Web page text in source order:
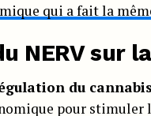
qui a fait la
NERV sur
du cannabis
pour stimuler